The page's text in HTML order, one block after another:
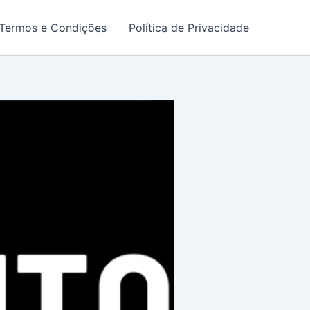
e Condições Política de Privacidade